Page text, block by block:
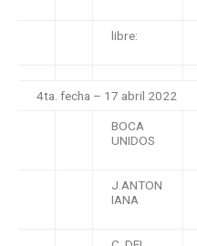
libre:
4ta. fecha – 17 abril 2022
BOCA
UNIDOS
J.ANTON
IANA